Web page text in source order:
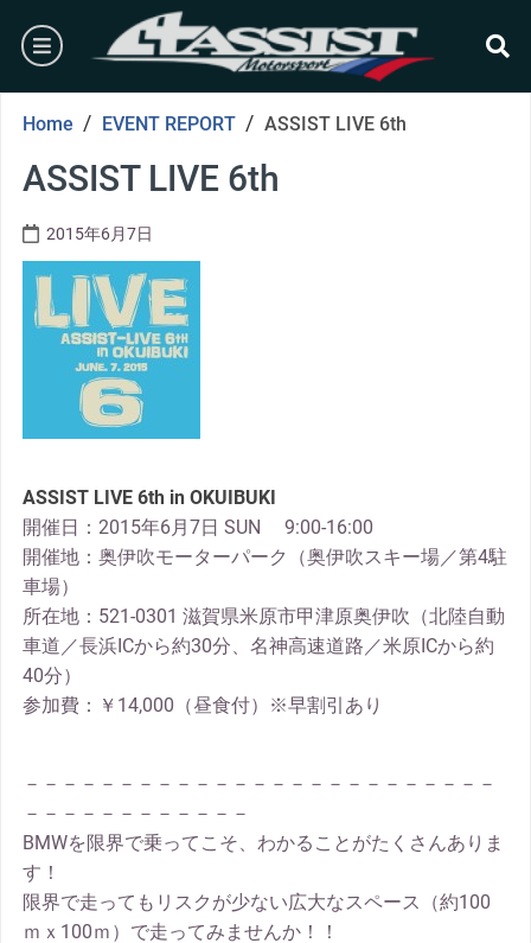
content
burger
Home / EVENT REPORT / ASSIST LIVE 6th
ASSIST LIVE 6th
2015年6月7日
ASSIST LIVE 6th in OKUIBUKI
開催日：2015年6月7日 SUN 9:00-16:00
開催地：奥伊吹モーターパーク（奥伊吹スキー場／第4駐
車場）
所在地：521-0301 滋賀県米原市甲津原奥伊吹（北陸自動
車道／長浜ICから約30分、名神高速道路／米原ICから約
40分）
参加費：￥14,000（昼食付）※早割引あり
－－－－－－－－－－－－－－－－－－－－－－－－－
－－－－－－－－－－－－
BMWを限界で乗ってこそ、わかることがたくさんありま
す！
限界で走ってもリスクが少ない広大なスペース（約100
ｍｘ100ｍ）で走ってみませんか！！